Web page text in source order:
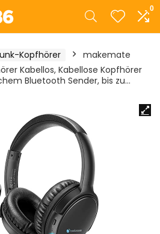
0
Kopfhörer
makemate
Kabellos, Kabellose Kopfhörer
Bluetooth Sender, bis zu…